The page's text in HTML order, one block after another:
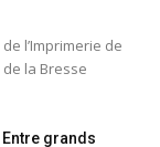
l’Imprimerie de
la Bresse
grands